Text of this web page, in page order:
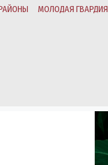
МОЛОДАЯ ГВАРДИЯ